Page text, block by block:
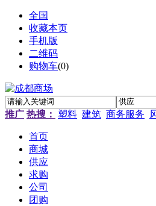
全国
收藏本页
手机版
二维码
购物车(0)
推广 热搜： 塑料 建筑 商务服务
首页
商城
供应
求购
公司
团购